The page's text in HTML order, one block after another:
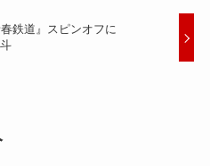
鉄道』スピンオフに